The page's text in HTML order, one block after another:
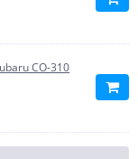
СО-310